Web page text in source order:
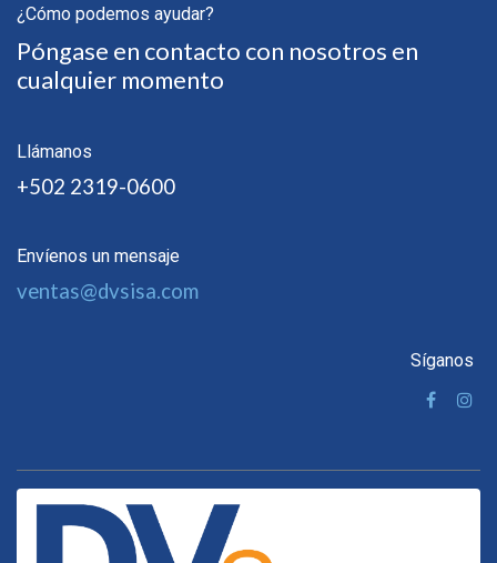
¿Cómo podemos ayudar?
Póngase en contacto con nosotros en
cualquier momento
Llámanos
+502 2319-0600
Envíenos un mensaje
ventas@dvsisa.com
Síganos